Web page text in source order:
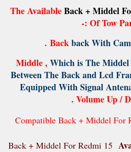
The AvailableBack + Middel
Of Tow
back With
.
Which is The
Between The Back and Lcd
Equipped With Signal
Volume Up /
Compatible Back + Middel For
Back + Middel For Redmi 15